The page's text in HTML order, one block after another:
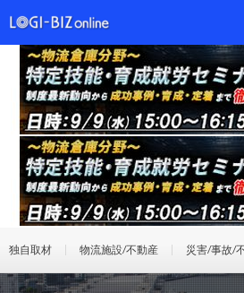
独自取材 物流施設/不動産 災害/事故/